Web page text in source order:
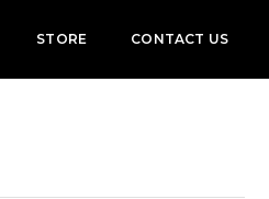
STORE CONTACT US